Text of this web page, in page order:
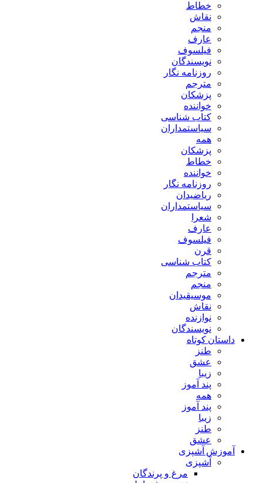
خطاط
نقاش
منجم
عارف
فیلسوف
نویسندگان
روزنامه نگار
مترجم
پزشکان
خواننده
کتاب شناسی
سیاستمداران
همه
پزشکان
خطاط
خواننده
روزنامه نگار
ریاضیدان
سیاستمداران
شعرا
عارف
فیلسوف
قرن
کتاب شناسی
مترجم
منجم
موسیقیدان
نقاش
نوازنده
نویسندگان
داستان کوتاه
طنز
عشق
زیبا
پند آموز
همه
پند آموز
زیبا
طنز
عشق
آموزش آشپزی
آشپزی
مرغ و پرندگان